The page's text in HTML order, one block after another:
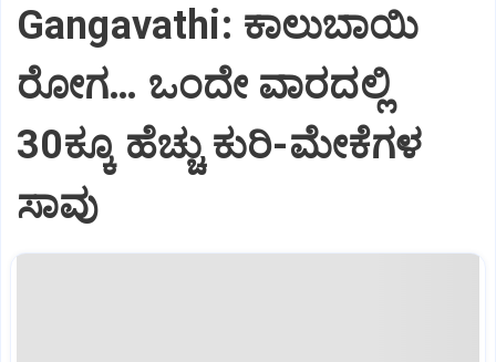
Gangavathi: ಕಾಲುಬಾಯಿ
ರೋಗ… ಒಂದೇ ವಾರದಲ್ಲಿ
30ಕ್ಕೂ ಹೆಚ್ಚು ಕುರಿ-ಮೇಕೆಗಳ
ಸಾವು